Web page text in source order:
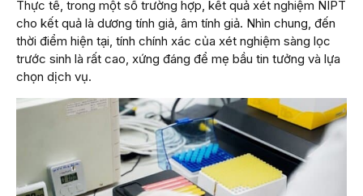
Thực tế, trong một số trường hợp, kết quả xét nghiệm NIPT
cho kết quả là dương tính giả, âm tính giả. Nhìn chung, đến
thời điểm hiện tại, tính chính xác của xét nghiệm sàng lọc
trước sinh là rất cao, xứng đáng để mẹ bầu tin tưởng và lựa
chọn dịch vụ.